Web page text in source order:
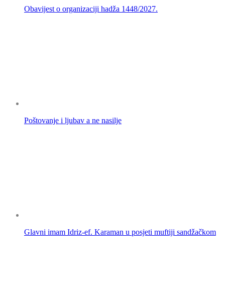
Obavijest o organizaciji hadža 1448/2027.
Poštovanje i ljubav a ne nasilje
Glavni imam Idriz-ef. Karaman u posjeti muftiji sandžačkom